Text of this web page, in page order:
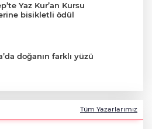
Yaz Kur’an Kursu
bisikletli ödül
doğanın farklı yüzü
suç çetelerine operasyon!
Tüm Yazarlarımız